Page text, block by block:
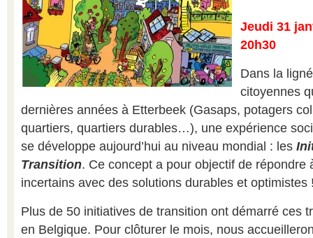
Jeudi 31
20h30
Dans la
citoyennes
dernières années à Etterbeek (Gasaps, potagers
quartiers, quartiers durables…), une expérience
se développe aujourd’hui au niveau mondial : les
Transition. Ce concept a pour objectif de répondre
incertains avec des solutions durables et optimistes
Plus de 50 initiatives de transition ont démarré ces
en Belgique. Pour clôturer le mois, nous